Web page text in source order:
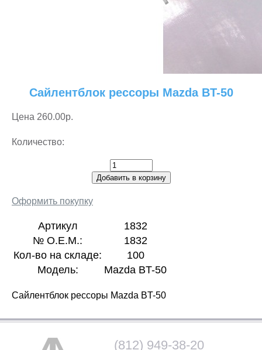
Сайлентблок рессоры Mazda BT-50
Цена 260.00р.
Количество:
Добавить в корзину
Оформить покупку
Артикул
1832
№ О.Е.М.:
1832
Кол-во на складе:
100
Модель:
Mazda BT-50
Сайлентблок рессоры Mazda BT-50
(812) 949-38-20